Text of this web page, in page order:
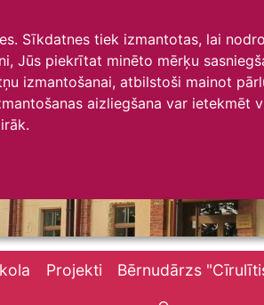
Sīkdatnes tiek izmantotas, lai
Jūs piekrītat minēto mērķu
izmantošanai, atbilstoši mainot
aizliegšana var
Projekti Bērnudārzs